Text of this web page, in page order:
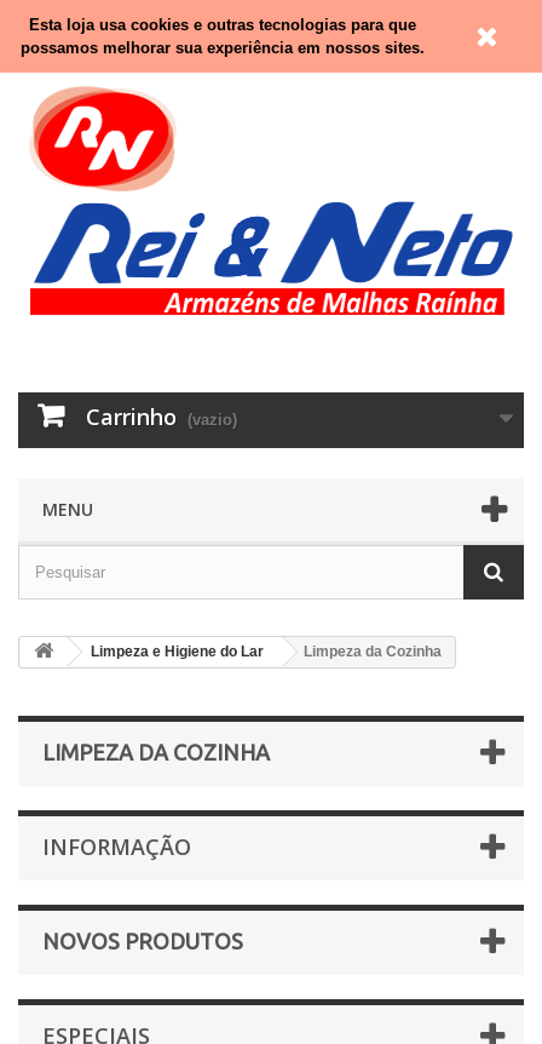
Contacte-nos
Carrinho (vazio)
MENU
Limpeza e Higiene do Lar Limpeza da Cozinha
LIMPEZA DA COZINHA
INFORMAÇÃO
NOVOS PRODUTOS
ESPECIAIS
Esta loja usa cookies e outras tecnologias para que
possamos melhorar sua experiência em nossos sites.